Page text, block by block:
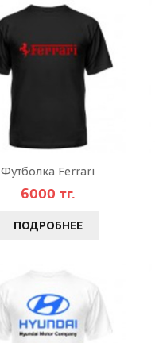
Футболка Ferrari
6000 тг.
ПОДРОБНЕЕ